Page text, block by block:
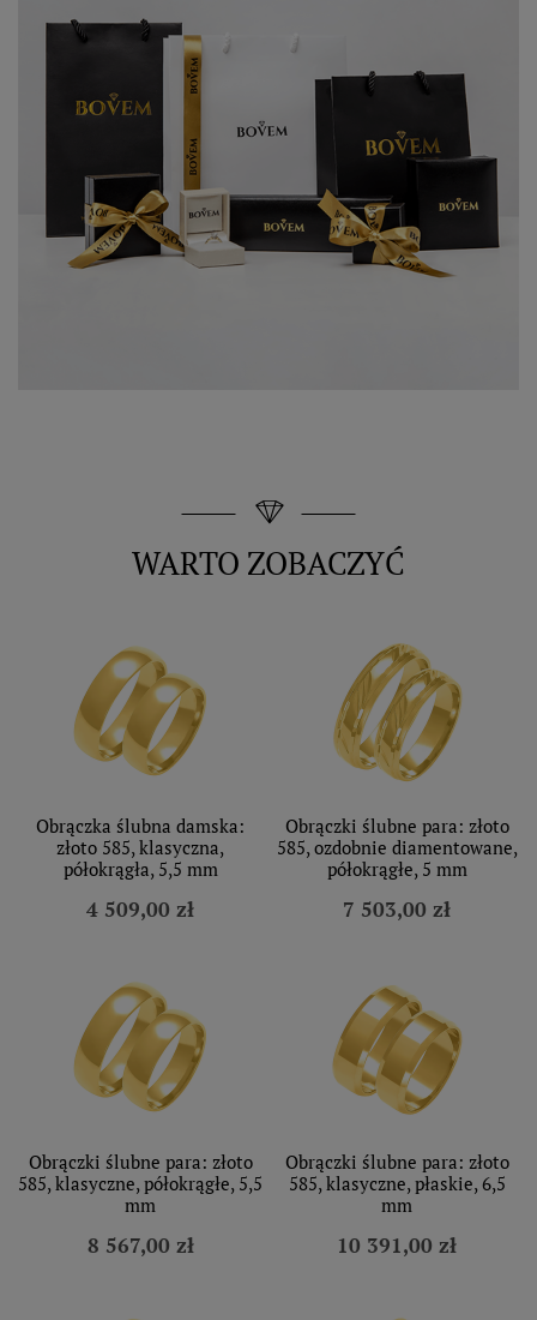
WARTO ZOBACZYĆ
Obrączka ślubna damska:
złoto 585, klasyczna,
półokrągła, 5,5 mm
4 509,00 zł
Obrączki ślubne para: złoto
585, ozdobnie diamentowane,
półokrągłe, 5 mm
7 503,00 zł
Obrączki ślubne para: złoto
585, klasyczne, półokrągłe, 5,5
mm
8 567,00 zł
Obrączki ślubne para: złoto
585, klasyczne, płaskie, 6,5
mm
10 391,00 zł